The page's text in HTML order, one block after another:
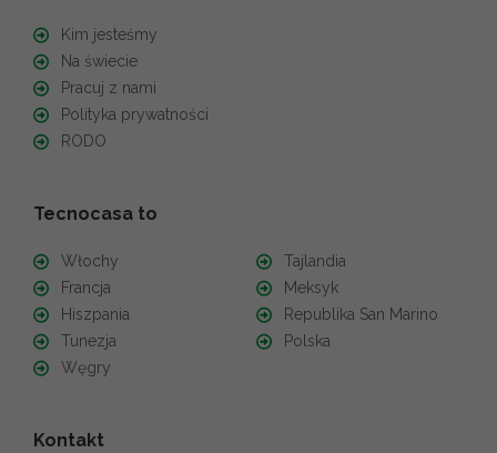
Kim jesteśmy
Na świecie
Pracuj z nami
Polityka prywatności
RODO
Tecnocasa to
Włochy
Francja
Hiszpania
Tunezja
Węgry
Tajlandia
Meksyk
Republika San Marino
Polska
Kontakt